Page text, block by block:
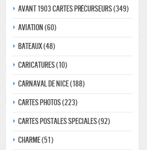
Avant 1903 Cartes précurseurs (349)
Aviation (60)
Bateaux (48)
Caricatures (10)
Carnaval de nice (188)
Cartes photos (223)
Cartes postales speciales (92)
Charme (51)